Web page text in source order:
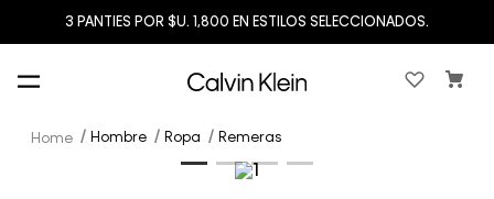
3 PANTIES POR $U. 1,800 EN ESTILOS SELECCIONADOS.
Hombre Ropa Remeras